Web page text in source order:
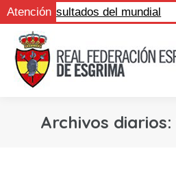
Atención
los resultados del mundial
Archivos diarios: